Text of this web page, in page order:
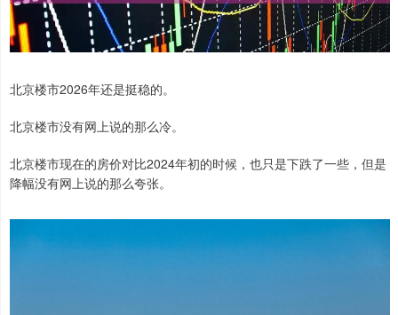
北京楼市2026年还是挺稳的。
北京楼市没有网上说的那么冷。
北京楼市现在的房价对比2024年初的时候，也只是下跌了一些，但是
降幅没有网上说的那么夸张。